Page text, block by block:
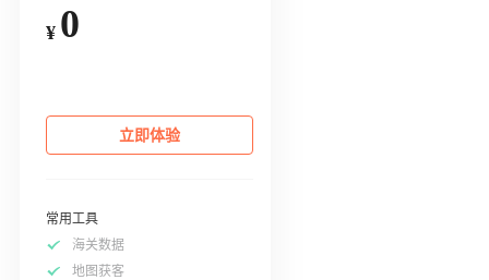
¥ 0
立即体验
常用工具
海关数据
地图获客